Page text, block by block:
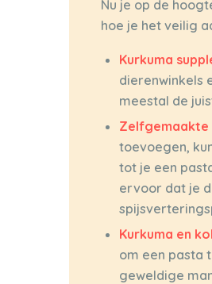
Nu je op de
hoe je het veilig
Kurkuma
dierenwinkels
meestal de
Zelfgemaakte
toevoegen,
tot je een
ervoor dat je
Kurkuma en
om een pasta
geweldige